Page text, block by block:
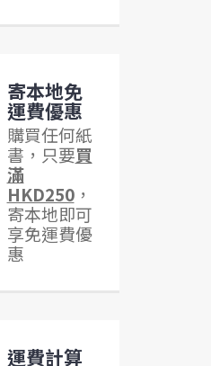
寄本地免
運費優惠
購買任何紙
書，只要買
滿
HKD250，
寄本地即可
享免運費優
惠
運費計算